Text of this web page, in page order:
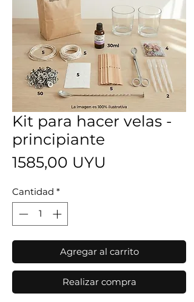
Kit para hacer velas -
principiante
1585,00 UYU
Cantidad *
Agregar al carrito
Realizar compra